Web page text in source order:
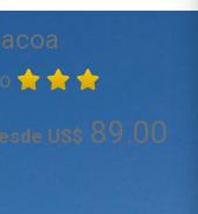
US$ 89.00